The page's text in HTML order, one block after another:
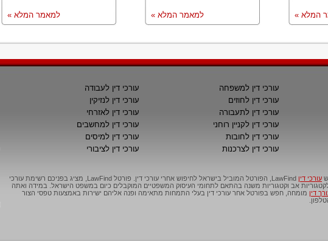
המלא » למאמר המלא » למאמר המלא »
עורכי דין למשפחה
עורכי דין לחוזים
עורכי דין לתעבורה
עורכי דין לקניין רוחני
עורכי דין לחובות
עורכי דין לצרכנות
עורכי דין לעבודה
עורכי דין לנזיקין
עורכי דין לאזרחי
עורכי דין למחשבים
עורכי דין למיסים
עורכי דין לציבורי
עורכי דין
LawFind, הפורטל המוביל בישראל לחיפוש אחרי עורכי דין. פורטל LawFind, מציג בפניכם רשימת עורכי
אב וקטגוריות משנה בהתאם לתחומי העיסוק המשפטיים המוקבלים כיום במשפט הישראל. במידה ואתה
דין מומחה, חפש בפורטל אחר עורכי דין בעלי התמחות מתאימה ופנה אליהם ישירות באמצעות טפסי הצור